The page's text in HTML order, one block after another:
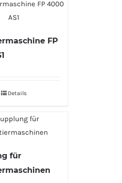
FP
Details
für